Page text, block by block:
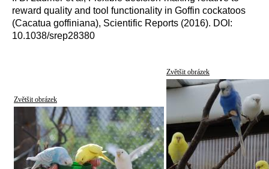
reward quality and tool functionality in Goffin cockatoos
(Cacatua goffiniana), Scientific Reports (2016). DOI:
10.1038/srep28380
Zvětšit obrázek
Zvětšit obrázek